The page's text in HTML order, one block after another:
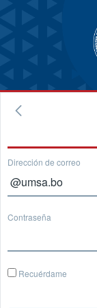
Dirección de correo
Contraseña
Recuérdame